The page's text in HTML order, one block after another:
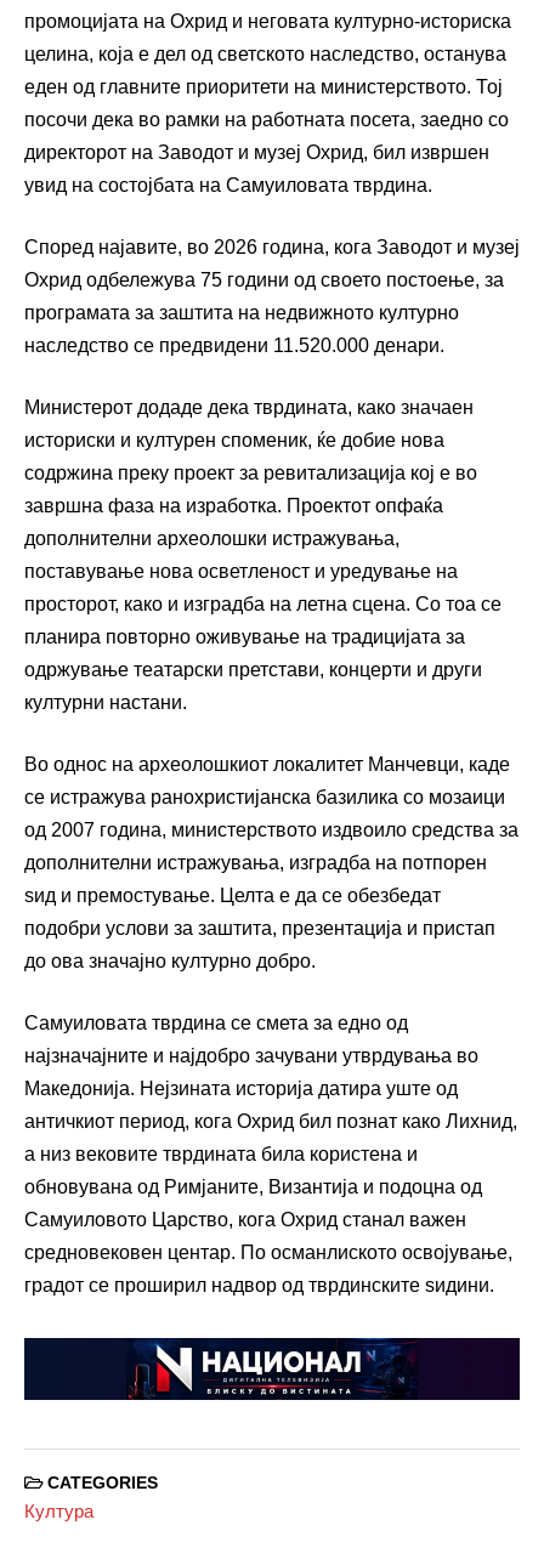
промоцијата на Охрид и неговата културно-историска
целина, која е дел од светското наследство, останува
еден од главните приоритети на министерството. Тој
посочи дека во рамки на работната посета, заедно со
директорот на Заводот и музеј Охрид, бил извршен
увид на состојбата на Самуиловата тврдина.
Според најавите, во 2026 година, кога Заводот и музеј
Охрид одбележува 75 години од своето постоење, за
програмата за заштита на недвижното културно
наследство се предвидени 11.520.000 денари.
Министерот додаде дека тврдината, како значаен
историски и културен споменик, ќе добие нова
содржина преку проект за ревитализација кој е во
завршна фаза на изработка. Проектот опфаќа
дополнителни археолошки истражувања,
поставување нова осветленост и уредување на
просторот, како и изградба на летна сцена. Со тоа се
планира повторно оживување на традицијата за
одржување театарски претстави, концерти и други
културни настани.
Во однос на археолошкиот локалитет Манчевци, каде
се истражува ранохристијанска базилика со мозаици
од 2007 година, министерството издвоило средства за
дополнителни истражувања, изградба на потпорен
ѕид и премостување. Целта е да се обезбедат
подобри услови за заштита, презентација и пристап
до ова значајно културно добро.
Самуиловата тврдина се смета за едно од
најзначајните и најдобро зачувани утврдувања во
Македонија. Нејзината историја датира уште од
античкиот период, кога Охрид бил познат како Лихнид,
а низ вековите тврдината била користена и
обновувана од Римјаните, Византија и подоцна од
Самуиловото Царство, кога Охрид станал важен
средновековен центар. По османлиското освојување,
градот се проширил надвор од тврдинските ѕидини.
CATEGORIES
Култура